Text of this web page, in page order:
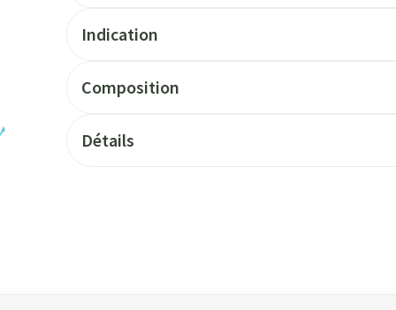
Indication
Composition
Détails